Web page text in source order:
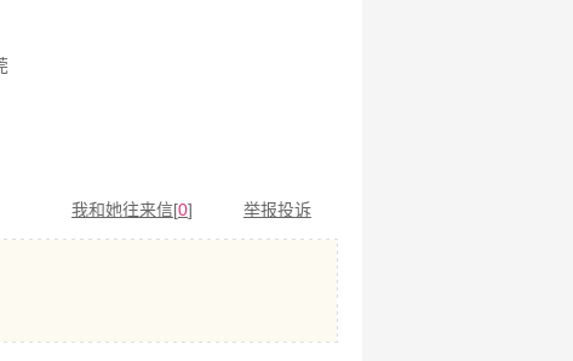
举报投诉
我和她往来信[0]